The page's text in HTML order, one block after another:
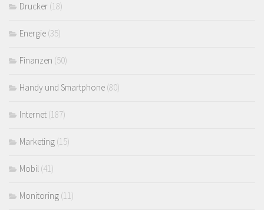
Drucker (18)
Energie (35)
Finanzen (50)
Handy und Smartphone (80)
Internet (187)
Marketing (15)
Mobil (41)
Monitoring (11)